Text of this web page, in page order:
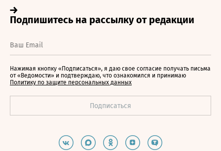
Нажимая кнопку «Подписаться», я даю свое согласие получать письма
от «Ведомости» и подтверждаю, что ознакомился и принимаю
Политику по защите персональных данных